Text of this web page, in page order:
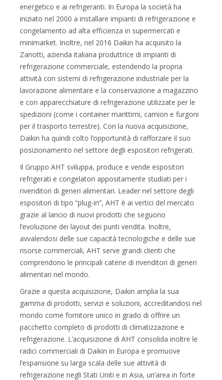
energetico e ai refrigeranti. In Europa la società ha
iniziato nel 2000 a installare impianti di refrigerazione e
congelamento ad alta efficienza in supermercati e
minimarket. Inoltre, nel 2016 Daikin ha acquisito la
Zanotti, azienda italiana produttrice di impianti di
refrigerazione commerciale, estendendo la propria
attività con sistemi di refrigerazione industriale per la
lavorazione alimentare e la conservazione a magazzino
e con apparecchiature di refrigerazione utilizzate per le
spedizioni (come i container marittimi, camion e furgoni
per il trasporto terrestre). Con la nuova acquisizione,
Daikin ha quindi colto l’opportunità di rafforzare il suo
posizionamento nel settore degli espositori refrigerati.
Il Gruppo AHT sviluppa, produce e vende espositori
refrigerati e congelatori appositamente studiati per i
rivenditori di generi alimentari. Leader nel settore degli
espositori di tipo “plug-in”, AHT è ai vertici del mercato
grazie al lancio di nuovi prodotti che seguono
l’evoluzione dei layout dei punti vendita. Inoltre,
avvalendosi delle sue capacità tecnologiche e delle sue
risorse commerciali, AHT serve grandi clienti che
comprendono le principali catene di rivenditori di generi
alimentari nel mondo.
Grazie a questa acquisizione, Daikin amplia la sua
gamma di prodotti, servizi e soluzioni, accreditandosi nel
mondo come fornitore unico in grado di offrire un
pacchetto completo di prodotti di climatizzazione e
refrigerazione. L’acquisizione di AHT consolida inoltre le
radici commerciali di Daikin in Europa e promuove
l’espansione su larga scala delle sue attività di
refrigerazione negli Stati Uniti e in Asia, un’area in forte